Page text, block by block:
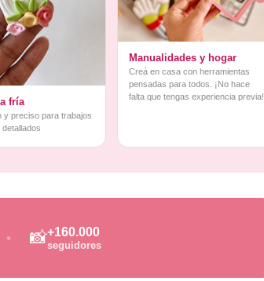
fría
y preciso para trabajos
Manualidades y hogar
Creá en casa con herramientas
pensadas para todos. ¡No hace
falta que tengas experiencia previa!
📸+160.000
seguidores